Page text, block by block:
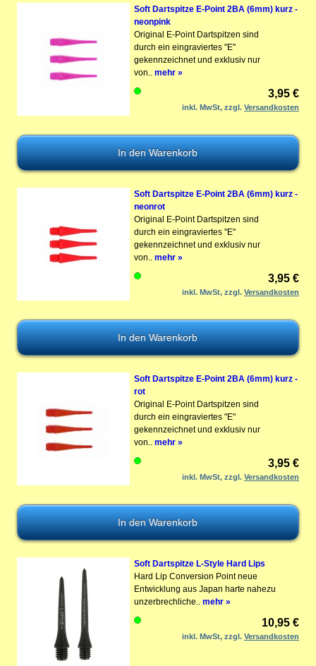
Soft Dartspitze E-Point 2BA (6mm) kurz -
neonpink
Original E-Point Dartspitzen sind
durch ein eingraviertes "E"
gekennzeichnet und exklusiv nur
von.. mehr »
3,95 €
inkl. MwSt, zzgl.Versandkosten
Soft Dartspitze E-Point 2BA (6mm) kurz -
neonrot
Original E-Point Dartspitzen sind
durch ein eingraviertes "E"
gekennzeichnet und exklusiv nur
von.. mehr »
3,95 €
inkl. MwSt, zzgl.Versandkosten
Soft Dartspitze E-Point 2BA (6mm) kurz -
rot
Original E-Point Dartspitzen sind
durch ein eingraviertes "E"
gekennzeichnet und exklusiv nur
von.. mehr »
3,95 €
inkl. MwSt, zzgl.Versandkosten
Soft Dartspitze L-Style Hard Lips
Hard Lip Conversion Point neue
Entwicklung aus Japan harte nahezu
unzerbrechliche.. mehr »
10,95 €
inkl. MwSt, zzgl.Versandkosten